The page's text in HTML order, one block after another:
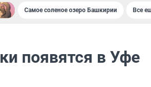
Самое соленое озеро Башкирии Все
появятся в Уфе